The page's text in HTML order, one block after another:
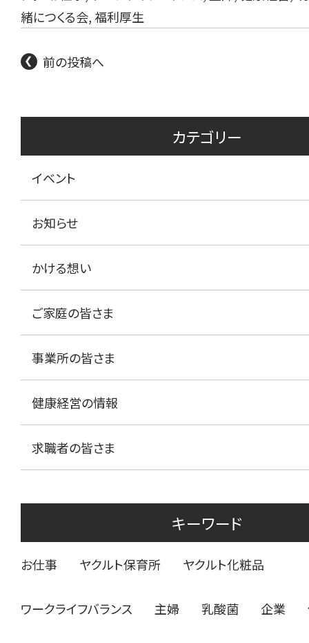
緒につくる会, 福利厚生
前の投稿へ
カテゴリー
イベント
お知らせ
かける想い
ご家庭の皆さま
事業所の皆さま
健康経営の情報
求職者の皆さま
キーワード
お仕事 ヤクルト保育所 ヤクルト化粧品
ワークライフバランス 主婦 乳酸菌 企業